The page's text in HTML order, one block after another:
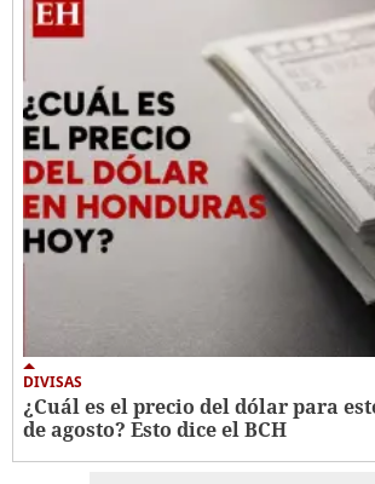
DIVISAS
¿Cuál es el precio del dólar para
de agosto? Esto dice el BCH